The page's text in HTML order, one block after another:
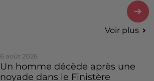
Voir plus
6 août 2026
Un homme décède après une
noyade dans le Finistère